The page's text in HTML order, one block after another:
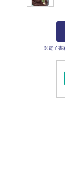
※電子書